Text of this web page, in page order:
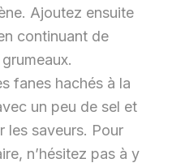
Ajoutez ensuite
continuant de
fanes hachés à la
un peu de sel et
les saveurs. Pour
n’hésitez pas à y